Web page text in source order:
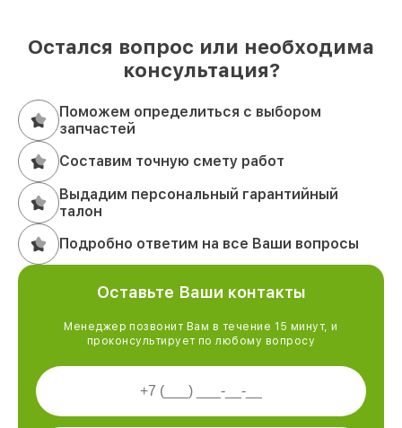
Остался вопрос или необходима
консультация?
Поможем определиться с выбором
запчастей
Составим точную смету работ
Выдадим персональный гарантийный
талон
Подробно ответим на все Ваши вопросы
Оставьте Ваши контакты
Менеджер позвонит Вам в течение 15 минут, и
проконсультирует по любому вопросу